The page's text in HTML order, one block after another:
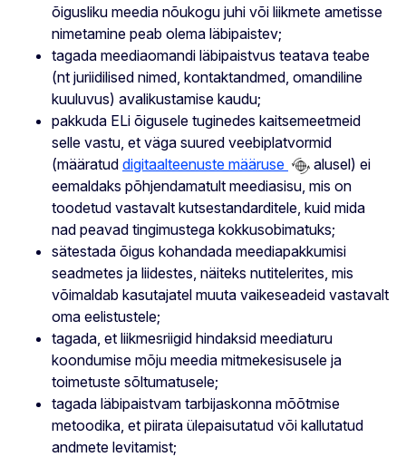
õigusliku meedia nõukogu juhi või liikmete ametisse
nimetamine peab olema läbipaistev;
tagada meediaomandi läbipaistvus teatava teabe
(nt juriidilised nimed, kontaktandmed, omandiline
kuuluvus) avalikustamise kaudu;
pakkuda ELi õigusele tuginedes kaitsemeetmeid
selle vastu, et väga suured veebiplatvormid
(määratud digitaalteenuste määruse
alusel) ei
eemaldaks põhjendamatult meediasisu, mis on
toodetud vastavalt kutsestandarditele, kuid mida
nad peavad tingimustega kokkusobimatuks;
sätestada õigus kohandada meediapakkumisi
seadmetes ja liidestes, näiteks nutitelerites, mis
võimaldab kasutajatel muuta vaikeseadeid vastavalt
oma eelistustele;
tagada, et liikmesriigid hindaksid meediaturu
koondumise mõju meedia mitmekesisusele ja
toimetuste sõltumatusele;
tagada läbipaistvam tarbijaskonna mõõtmise
metoodika, et piirata ülepaisutatud või kallutatud
andmete levitamist;